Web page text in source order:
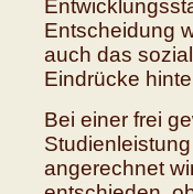
Entscheidung
auch das
Eindrücke
Bei einer frei
angerechnet